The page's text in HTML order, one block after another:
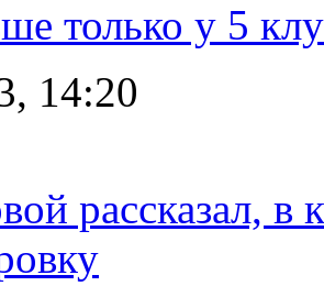
только у 5
14:20
рассказал, в